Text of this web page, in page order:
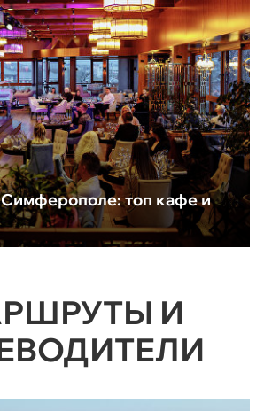
Симферополе: топ кафе и
И